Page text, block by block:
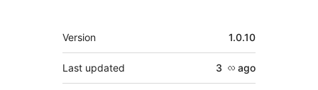
Meta
Version 1.0.10
Last updated 3 လ ago